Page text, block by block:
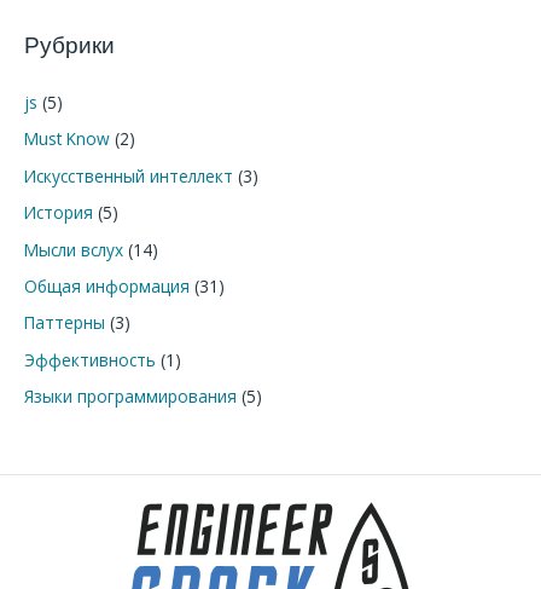
с
:
Рубрики
js (5)
Must Know (2)
Искусственный интеллект (3)
История (5)
Мысли вслух (14)
Общая информация (31)
Паттерны (3)
Эффективность (1)
Языки программирования (5)